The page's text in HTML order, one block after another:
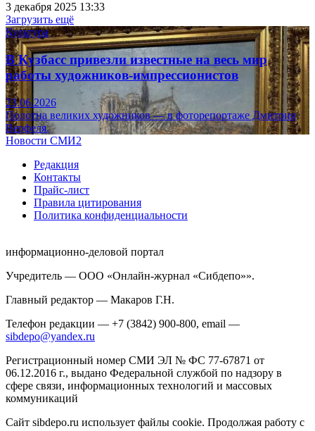
3 декабря 2025 13:33
Загрузить ещё
Культура
В Кузбасс привезли известные на весь мир
работы художников-импрессионистов
23.06.2026
Полотна великих художников — в фоторепортаже Дмитрия
Верфеля.
Новости СМИ2
Редакция
Контакты
Прайс-лист
Правила цитирования
Политика конфиденциальности
информационно-деловой портал
Учредитель — ООО «Онлайн-журнал «Сибдепо»».
Главный редактор — Макаров Г.Н.
Телефон редакции — +7 (3842) 900-800, email —
sibdepo@yandex.ru
Регистрационный номер СМИ ЭЛ № ФС 77-67871 от
06.12.2016 г., выдано Федеральной службой по надзору в
сфере связи, информационных технологий и массовых
коммуникаций
Сайт sibdepo.ru использует файлы cookie. Продолжая работу с